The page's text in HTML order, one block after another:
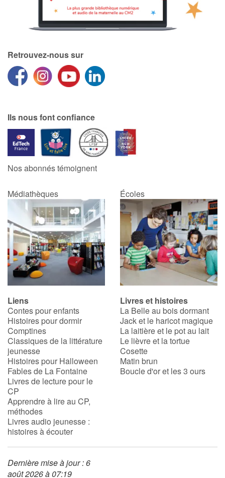
Retrouvez-nous sur
Ils nous font confiance
Nos abonnés témoignent
Médiathèques Écoles
Liens
Contes pour enfants
Histoires pour dormir
Comptines
Classiques de la littérature
jeunesse
Histoires pour Halloween
Fables de La Fontaine
Livres de lecture pour le
CP
Apprendre à lire au CP,
méthodes
Livres audio jeunesse :
histoires à écouter
Livres et histoires
La Belle au bois dormant
Jack et le haricot magique
La laitière et le pot au lait
Le lièvre et la tortue
Cosette
Matin brun
Boucle d'or et les 3 ours
Dernière mise à jour : 6
août 2026 à 07:19